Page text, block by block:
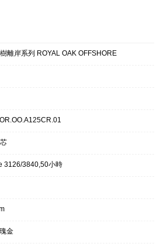
離岸系列 ROYAL OAK OFFSHORE
3126/3840,50小時
金